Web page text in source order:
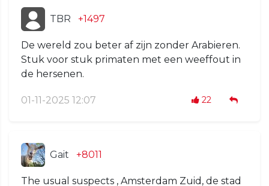
TBR +1497
De wereld zou beter af zijn zonder Arabieren.
Stuk voor stuk primaten met een weeffout in
de hersenen.
01-11-2025 12:07 22
Gait +8011
The usual suspects , Amsterdam Zuid, de stad